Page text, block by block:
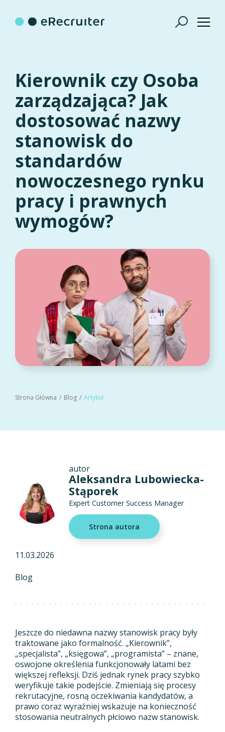
Kierownik czy Osoba
zarządzająca? Jak
dostosować nazwy
stanowisk do
standardów
nowoczesnego rynku
pracy i prawnych
wymogów?
Strona Główna Blog Artykuł
autor
Aleksandra Lubowiecka-
Stąporek
Expert Customer Success Manager
Strona autora
11.03.2026
Blog
Jeszcze do niedawna nazwy stanowisk pracy były
traktowane jako formalność. „Kierownik”,
„specjalista”, „księgowa”, „programista” – znane,
oswojone określenia funkcjonowały latami bez
większej refleksji. Dziś jednak rynek pracy szybko
weryfikuje takie podejście. Zmieniają się procesy
rekrutacyjne, rosną oczekiwania kandydatów, a
prawo coraz wyraźniej wskazuje na konieczność
stosowania neutralnych płciowo nazw stanowisk.